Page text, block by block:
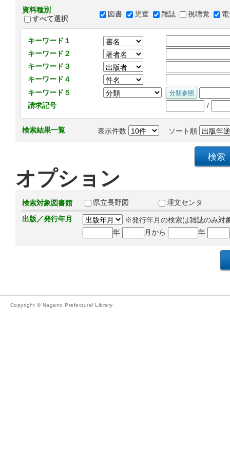
資料種別
すべて選択
図書 児童 雑誌 視聴覚
キーワード１
キーワード２
キーワード３
キーワード４
キーワード５
請求記号
/
検索結果一覧 表示件数 ソート順
オプション
検索対象図書館 県立長野図
埋文センタ
出版／発行年月
※発行年月の検索は雑誌のみ対
年
月から 年
Copyright © Nagano Prefectural Library